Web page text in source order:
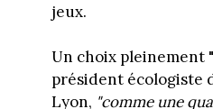
jeux.
Un choix pleinement "
président écologiste
Lyon, "comme une